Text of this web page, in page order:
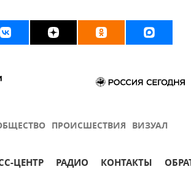
ПРОИСШЕСТВИЯ ВИЗУАЛ
ЦЕНТР РАДИО КОНТАКТЫ